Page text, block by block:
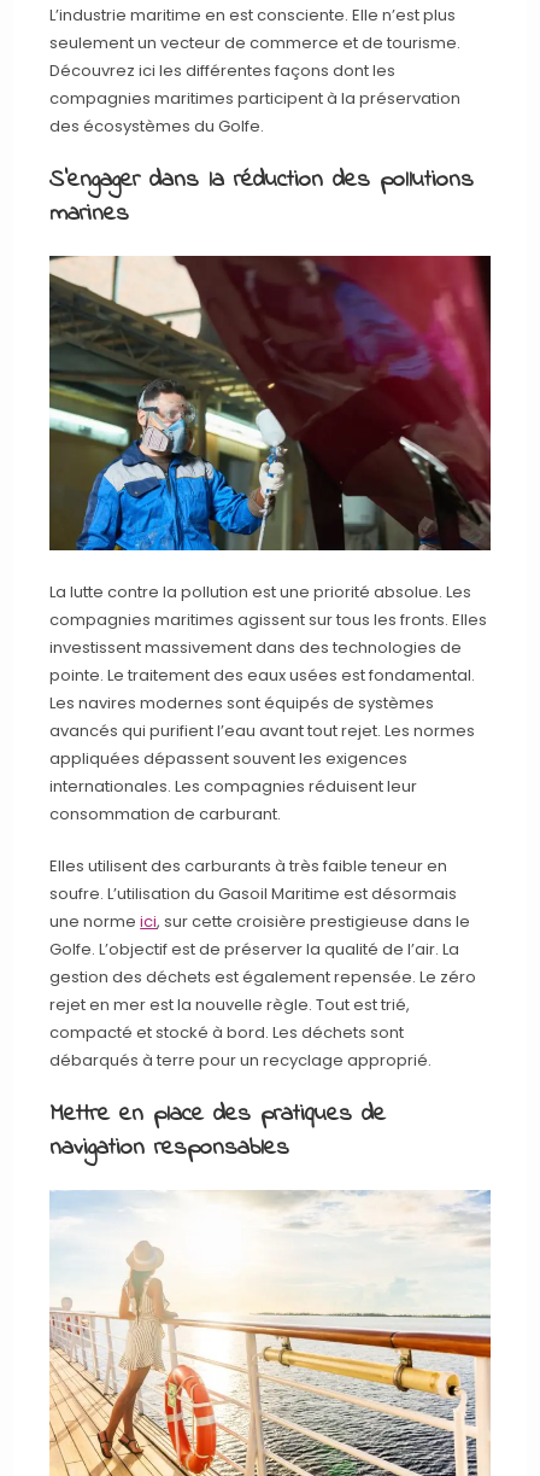
L’industrie maritime en est consciente. Elle n’est plus
seulement un vecteur de commerce et de tourisme.
Découvrez ici les différentes façons dont les
compagnies maritimes participent à la préservation
des écosystèmes du Golfe.
S’engager dans la réduction des pollutions
marines
La lutte contre la pollution est une priorité absolue. Les
compagnies maritimes agissent sur tous les fronts. Elles
investissent massivement dans des technologies de
pointe. Le traitement des eaux usées est fondamental.
Les navires modernes sont équipés de systèmes
avancés qui purifient l’eau avant tout rejet. Les normes
appliquées dépassent souvent les exigences
internationales. Les compagnies réduisent leur
consommation de carburant.
Elles utilisent des carburants à très faible teneur en
soufre. L’utilisation du Gasoil Maritime est désormais
une normeici, sur cette croisière prestigieuse dans le
Golfe. L’objectif est de préserver la qualité de l’air. La
gestion des déchets est également repensée. Le zéro
rejet en mer est la nouvelle règle. Tout est trié,
compacté et stocké à bord. Les déchets sont
débarqués à terre pour un recyclage approprié.
Mettre en place des pratiques de
navigation responsables